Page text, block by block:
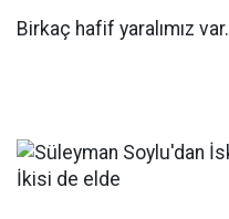
Birkaç hafif yaralımız var.